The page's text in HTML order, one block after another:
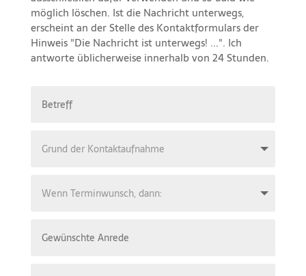
möglich löschen. Ist die Nachricht unterwegs,
erscheint an der Stelle des Kontaktformulars der
Hinweis "Die Nachricht ist unterwegs! ...". Ich
antworte üblicherweise innerhalb von 24 Stunden.